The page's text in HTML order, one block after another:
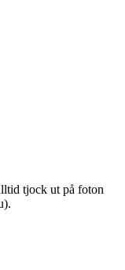
tjock ut på foton